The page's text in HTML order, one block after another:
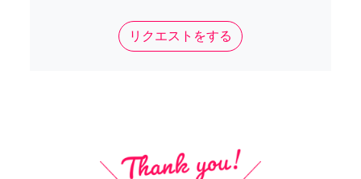
リクエストをする